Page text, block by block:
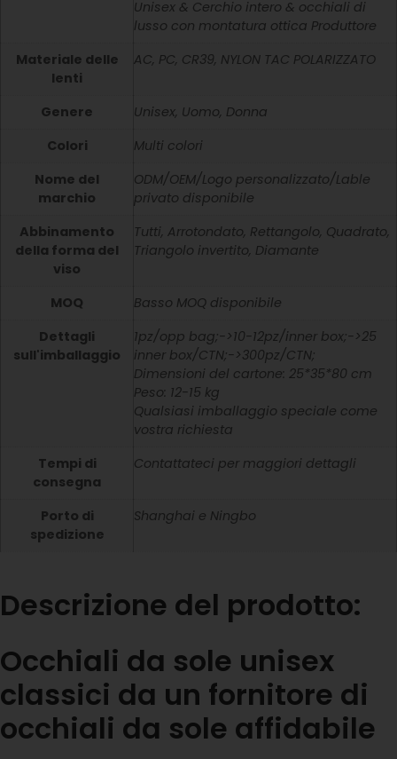
Unisex & Cerchio intero & occhiali di
lusso con montatura ottica Produttore
Materiale delle
lenti
AC, PC, CR39, NYLON TAC POLARIZZATO
Genere
Unisex, Uomo, Donna
Colori
Multi colori
Nome del
marchio
ODM/OEM/Logo personalizzato/Lable
privato disponibile
Abbinamento
della forma del
viso
Tutti, Arrotondato, Rettangolo, Quadrato,
Triangolo invertito, Diamante
MOQ
Basso MOQ disponibile
Dettagli
sull'imballaggio
1pz/opp bag;->10-12pz/inner box;->25
inner box/CTN;->300pz/CTN;
Dimensioni del cartone: 25*35*80 cm
Peso: 12-15 kg
Qualsiasi imballaggio speciale come
vostra richiesta
Tempi di
consegna
Contattateci per maggiori dettagli
Porto di
spedizione
Shanghai e Ningbo
Descrizione del prodotto:
Occhiali da sole unisex
classici da un fornitore di
occhiali da sole affidabile